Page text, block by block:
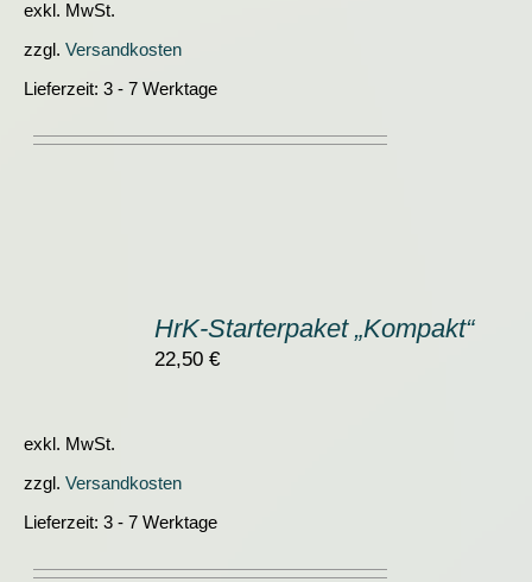
exkl. MwSt.
zzgl. Versandkosten
Lieferzeit: 3 - 7 Werktage
HrK-Starterpaket „Kompakt“
22,50€
exkl. MwSt.
zzgl. Versandkosten
Lieferzeit: 3 - 7 Werktage